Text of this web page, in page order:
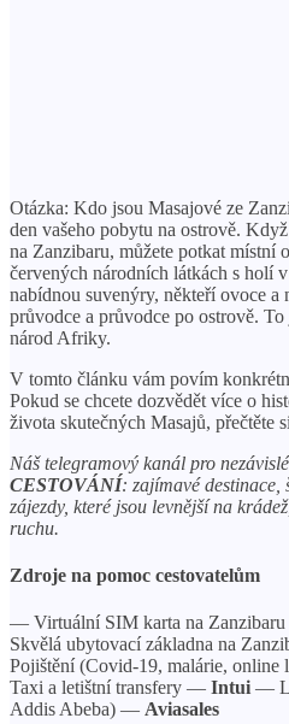
Otázka: Kdo jsou Masajové ze
den vašeho pobytu na ostrově.
na Zanzibaru, můžete potkat místní
červených národních látkách s holí
nabídnou suvenýry, někteří ovoce a
průvodce a průvodce po ostrově.
národ Afriky.
V tomto článku vám povím
Pokud se chcete dozvědět více o
života skutečných Masajů, přečtěte
Náš telegramový kanál pro
CESTOVÁNÍ: zajímavé destinace,
zájezdy, které jsou levnější na
ruchu.
Zdroje na pomoc cestovatelům
— Virtuální SIM karta na
Skvělá ubytovací základna na
Pojištění (Covid-19, malárie,
Taxi a letištní transfery — Intui —
Addis Abeba) — Aviasales